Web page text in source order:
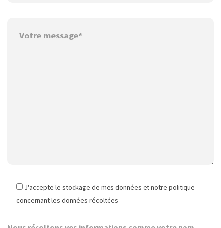
J'accepte le stockage de mes données et notre politique
concernant les données récoltées